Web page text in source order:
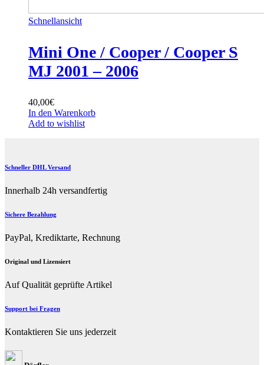
Schnellansicht
Mini One / Cooper / Cooper S
MJ 2001 – 2006
40,00€
In den Warenkorb
Add to wishlist
Schneller DHL Versand
Innerhalb 24h versandfertig
Sichere Bezahlung
PayPal, Krediktarte, Rechnung
Original und Lizensiert
Auf Qualität geprüfte Artikel
Support bei Fragen
Kontaktieren Sie uns jederzeit